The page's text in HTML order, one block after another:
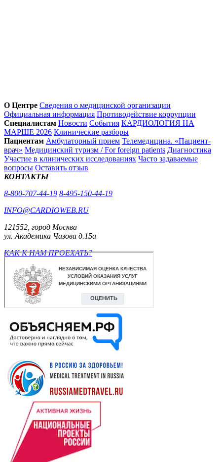
О Центре Сведения о медицинской организации
Официальная информация Противодействие коррупции
Специалистам Новости События КАРДИОЛОГИЯ НА
МАРШЕ 2026 Клинические разборы
Пациентам Амбулаторный прием Телемедицина. «Пациент-
врач» Медицинский туризм / For foreign patients Диагностика
Участие в клинических исследованиях Часто задаваемые
вопросы Оставить отзыв
КОНТАКТЫ
8-800-707-44-19 8-495-150-44-19
INFO@CARDIOWEB.RU
121552, город Москва
ул. Академика Чазова д.15а
КАК К НАМ ПРОЕХАТЬ?